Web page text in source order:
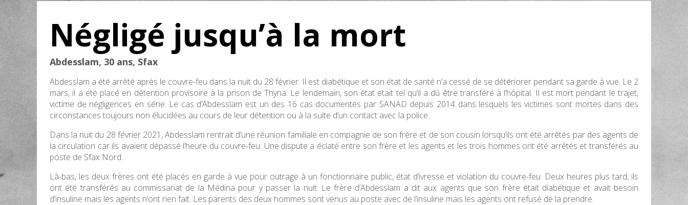
Négligé jusqu’à la mort
Abdesslam, 30 ans, Sfax
Abdesslam a été arrêté après le couvre-feu dans la nuit du 28 février. Il est diabétique et son état de santé n’a cessé de se détériorer pendant sa garde à vue. Le 2
mars, il a été placé en détention provisoire à la prison de Thyna. Le lendemain, son état était tel qu’il a dû être transféré à l’hôpital. Il est mort pendant le trajet,
victime de négligences en série. Le cas d’Abdesslam est un des 16 cas documentés par SANAD depuis 2014 dans lesquels les victimes sont mortes dans des
circonstances toujours non élucidées au cours de leur détention ou à la suite d’un contact avec la police.
Dans la nuit du 28 février 2021, Abdesslam rentrait d’une réunion familiale en compagnie de son frère et de son cousin lorsqu’ils ont été arrêtés par des agents de
la circulation car ils avaient dépassé l’heure du couvre-feu. Une dispute a éclaté entre son frère et les agents et les trois hommes ont été arrêtés et transférés au
poste de Sfax Nord.
Là-bas, les deux frères ont été placés en garde à vue pour outrage à un fonctionnaire public, état d’ivresse et violation du couvre-feu. Deux heures plus tard, ils
ont été transférés au commissariat de la Médina pour y passer la nuit. Le frère d’Abdesslam a dit aux agents que son frère était diabétique et avait besoin
d’insuline mais les agents n’ont rien fait. Les parents des deux hommes sont venus au poste avec de l’insuline mais les agents ont refusé de la prendre.